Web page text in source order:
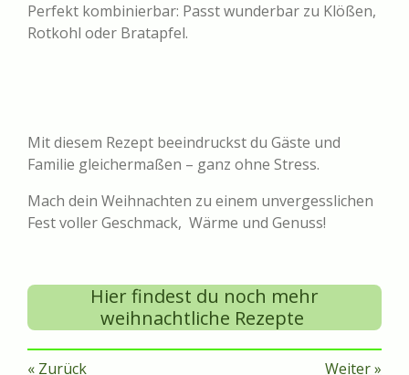
Perfekt kombinierbar: Passt wunderbar zu Klößen,
Rotkohl oder Bratapfel.
Mit diesem Rezept beeindruckst du Gäste und
Familie gleichermaßen – ganz ohne Stress.
Mach dein Weihnachten zu einem unvergesslichen
Fest voller Geschmack, Wärme und Genuss!
Hier findest du noch mehr
weihnachtliche Rezepte
« Zurück Weiter»